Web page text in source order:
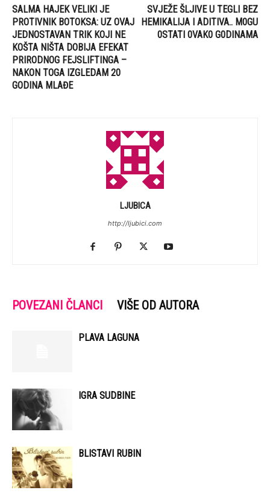
SALMA HAJEK VELIKI JE
PROTIVNIK BOTOKSA: UZ OVAJ
JEDNOSTAVAN TRIK KOJI NE
KOŠTA NIŠTA DOBIJA EFEKAT
PRIRODNOG FEJSLIFTINGA –
NAKON TOGA IZGLEDAM 20
GODINA MLAĐE
SVJEŽE ŠLJIVE U TEGLI BEZ
HEMIKALIJA I ADITIVA.. M0GU
0STATI 0VAK0 G0DINAMA
LJUBICA
http://ljubici.com
POVEZANI ČLANCI VIŠE OD AUTORA
PLAVA LAGUNA
IGRA SUDBINE
BLISTAVI RUBIN